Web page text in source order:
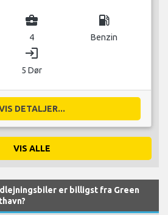
business_center
4
local_gas_station
Benzin
login
5 Dør
DETALJER...
VIS ALLE
er billigst fra Green